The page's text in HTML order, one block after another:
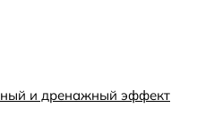
косметики» и высокой
за более чем
В состав входят:
и дренажный эффект